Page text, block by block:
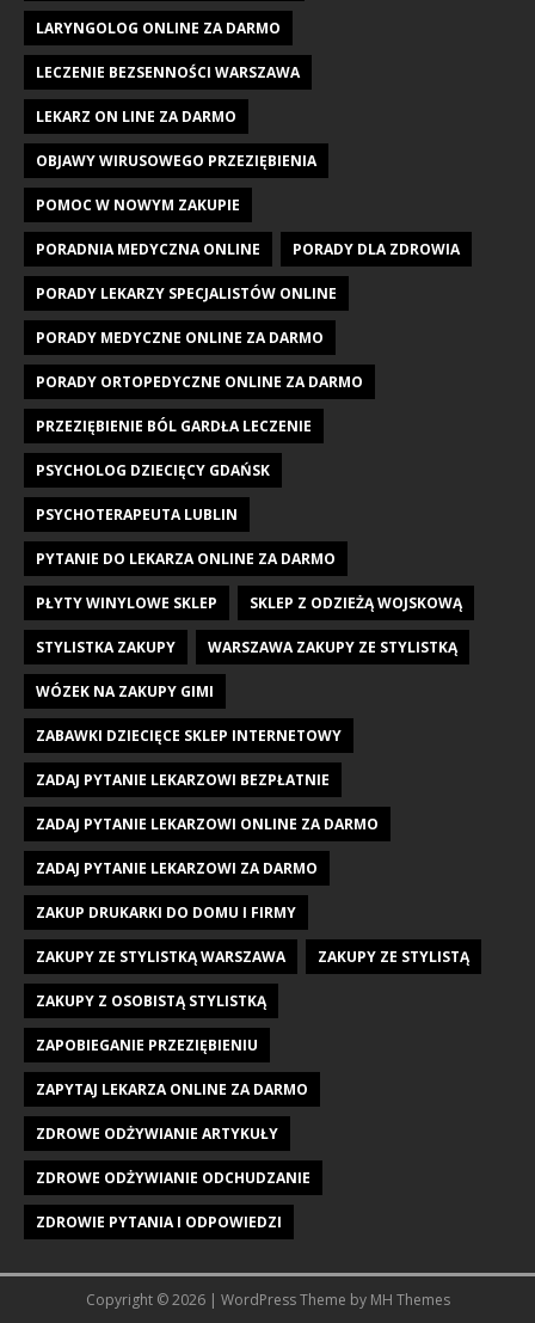
LARYNGOLOG ONLINE ZA DARMO
LECZENIE BEZSENNOŚCI WARSZAWA
LEKARZ ON LINE ZA DARMO
OBJAWY WIRUSOWEGO PRZEZIĘBIENIA
POMOC W NOWYM ZAKUPIE
PORADNIA MEDYCZNA ONLINE PORADY DLA ZDROWIA
PORADY LEKARZY SPECJALISTÓW ONLINE
PORADY MEDYCZNE ONLINE ZA DARMO
PORADY ORTOPEDYCZNE ONLINE ZA DARMO
PRZEZIĘBIENIE BÓL GARDŁA LECZENIE
PSYCHOLOG DZIECIĘCY GDAŃSK
PSYCHOTERAPEUTA LUBLIN
PYTANIE DO LEKARZA ONLINE ZA DARMO
PŁYTY WINYLOWE SKLEP SKLEP Z ODZIEŻĄ WOJSKOWĄ
STYLISTKA ZAKUPY WARSZAWA ZAKUPY ZE STYLISTKĄ
WÓZEK NA ZAKUPY GIMI
ZABAWKI DZIECIĘCE SKLEP INTERNETOWY
ZADAJ PYTANIE LEKARZOWI BEZPŁATNIE
ZADAJ PYTANIE LEKARZOWI ONLINE ZA DARMO
ZADAJ PYTANIE LEKARZOWI ZA DARMO
ZAKUP DRUKARKI DO DOMU I FIRMY
ZAKUPY ZE STYLISTKĄ WARSZAWA ZAKUPY ZE STYLISTĄ
ZAKUPY Z OSOBISTĄ STYLISTKĄ
ZAPOBIEGANIE PRZEZIĘBIENIU
ZAPYTAJ LEKARZA ONLINE ZA DARMO
ZDROWE ODŻYWIANIE ARTYKUŁY
ZDROWE ODŻYWIANIE ODCHUDZANIE
ZDROWIE PYTANIA I ODPOWIEDZI
Copyright © 2026 | WordPress Theme by MH Themes